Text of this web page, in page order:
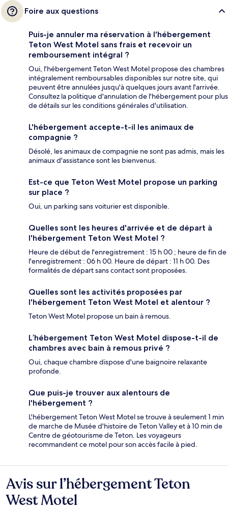
Foire aux questions
Puis-je annuler ma réservation à l'hébergement
Teton West Motel sans frais et recevoir un
remboursement intégral ?
Oui, l'hébergement Teton West Motel propose des chambres
intégralement remboursables disponibles sur notre site, qui
peuvent être annulées jusqu'à quelques jours avant l'arrivée.
Consultez la politique d'annulation de l'hébergement pour plus
de détails sur les conditions générales d'utilisation.
L'hébergement accepte-t-il les animaux de
compagnie ?
Désolé, les animaux de compagnie ne sont pas admis, mais les
animaux d'assistance sont les bienvenus.
Est-ce que Teton West Motel propose un parking
sur place ?
Oui, un parking sans voiturier est disponible.
Quelles sont les heures d'arrivée et de départ à
l'hébergement Teton West Motel ?
Heure de début de l'enregistrement : 15 h 00 ; heure de fin de
l'enregistrement : 06 h 00. Heure de départ : 11 h 00. Des
formalités de départ sans contact sont proposées.
Quelles sont les activités proposées par
l'hébergement Teton West Motel et alentour ?
Teton West Motel propose un bain à remous.
L’hébergement Teton West Motel dispose-t-il de
chambres avec bain à remous privé ?
Oui, chaque chambre dispose d'une baignoire relaxante
profonde.
Que puis-je trouver aux alentours de
l'hébergement ?
L'hébergement Teton West Motel se trouve à seulement 1 min
de marche de Musée d'histoire de Teton Valley et à 10 min de
Centre de géotourisme de Teton. Les voyageurs
recommandent ce motel pour son accès facile à pied.
Avis
Avis sur l’hébergement Teton
West Motel